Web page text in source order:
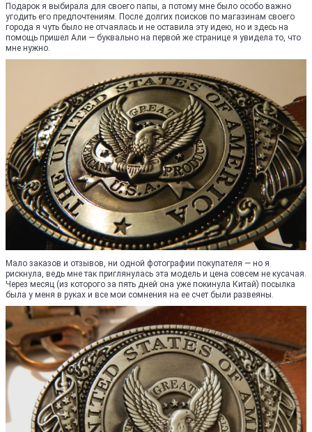
Подарок я выбирала для своего папы, а потому мне было особо важно
угодить его предпочтениям. После долгих поисков по магазинам своего
города я чуть было не отчаялась и не оставила эту идею, но и здесь на
помощь пришел Али — буквально на первой же странице я увидела то, что
мне нужно.
Мало заказов и отзывов, ни одной фотографии покупателя — но я
рискнула, ведь мне так приглянулась эта модель и цена совсем не кусачая.
Через месяц (из которого за пять дней она уже покинула Китай) посылка
была у меня в руках и все мои сомнения на ее счет были развеяны.